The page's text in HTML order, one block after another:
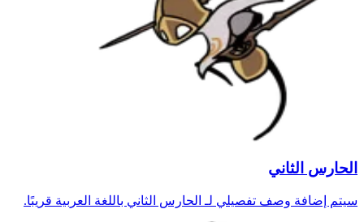
الحارس الثاني
سيتم إضافة وصف تفصيلي لـ الحارس الثاني باللغة العربية قريبًا.